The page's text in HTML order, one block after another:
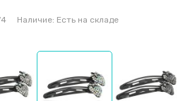
Наличие: Есть на складе